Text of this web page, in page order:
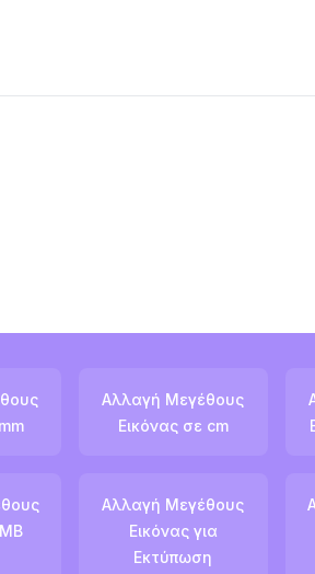
Αλλαγή Μεγέθους
Εικόνας σε cm
Αλλαγή Μεγέθους
Εικόνας για
Εκτύπωση